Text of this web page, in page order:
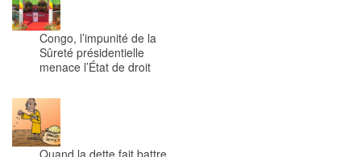
Congo, l’impunité de la
Sûreté présidentielle
menace l’État de droit
Quand la dette fait battre